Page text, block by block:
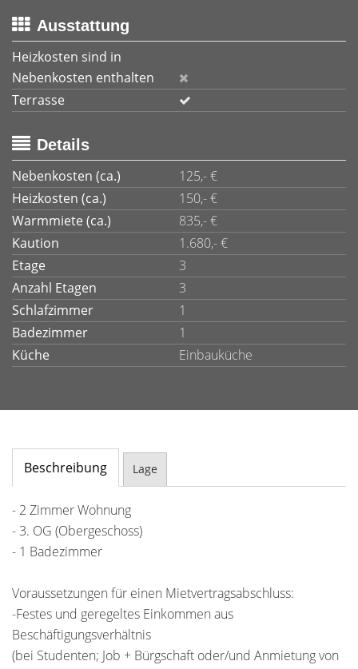
Ausstattung
Heizkosten sind in
Nebenkosten enthalten
Terrasse
Details
Nebenkosten (ca.)
125,- €
Heizkosten (ca.)
150,- €
Warmmiete (ca.)
835,- €
Kaution
1.680,- €
Etage
3
Anzahl Etagen
3
Schlafzimmer
1
Badezimmer
1
Küche
Einbauküche
Beschreibung Lage
- 2 Zimmer Wohnung
- 3. OG (Obergeschoss)
- 1 Badezimmer
Voraussetzungen für einen Mietvertragsabschluss:
-Festes und geregeltes Einkommen aus
Beschäftigungsverhältnis
(bei Studenten; Job + Bürgschaft oder/und Anmietung von